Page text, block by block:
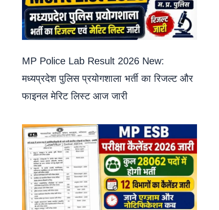
MP Police Lab Result 2026 New:
मध्यप्रदेश पुलिस प्रयोगशाला भर्ती का रिजल्ट और
फाइनल मेरिट लिस्ट आज जारी